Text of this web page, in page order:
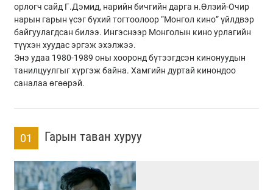
орлогч сайд Г.Дэмид, нарийн бичгийн дарга н.Өлзий-Очир
нарын гарын үсэг бүхий тогтоолоор “Монгол кино” үйлдвэр
байгуулагдсан билээ. Ингэснээр Монголын кино урлагийн
түүхэн хуудас эргэж эхэлжээ.
Энэ удаа 1980-1989 оны хооронд бүтээгдсэн кинонуудын
танилцуулгыг хүргэж байна. Хамгийн дуртай кинондоо
саналаа өгөөрэй.
01 Гарын таван хуруу